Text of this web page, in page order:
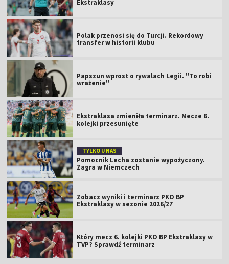
Ekstraklasy
Polak przenosi się do Turcji. Rekordowy
transfer w historii klubu
Papszun wprost o rywalach Legii. "To robi
wrażenie"
Ekstraklasa zmieniła terminarz. Mecze 6.
kolejki przesunięte
TYLKO U NAS
Pomocnik Lecha zostanie wypożyczony.
Zagra w Niemczech
Zobacz wyniki i terminarz PKO BP
Ekstraklasy w sezonie 2026/27
Który mecz 6. kolejki PKO BP Ekstraklasy w
TVP? Sprawdź terminarz